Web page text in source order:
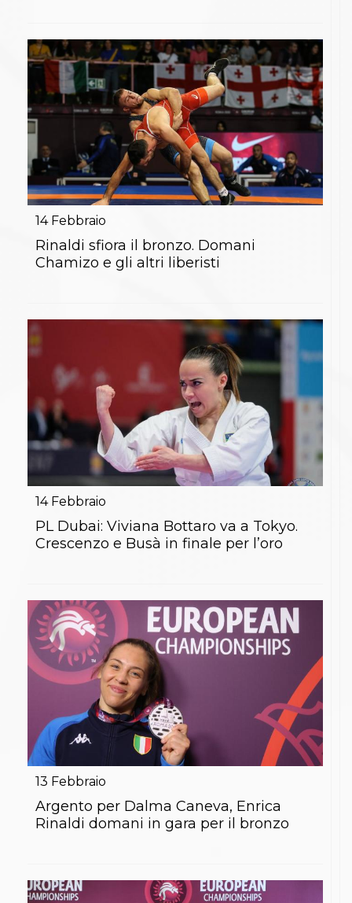
14 Febbraio
Rinaldi sfiora il bronzo. Domani
Chamizo e gli altri liberisti
14 Febbraio
PL Dubai: Viviana Bottaro va a Tokyo.
Crescenzo e Busà in finale per l’oro
13 Febbraio
Argento per Dalma Caneva, Enrica
Rinaldi domani in gara per il bronzo